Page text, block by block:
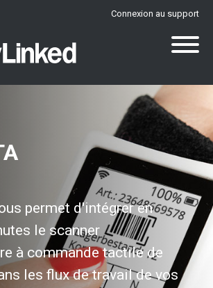
Connexion au support
permet d'intégrer en
le scanner
à commande tactile de
les flux de travail de vos